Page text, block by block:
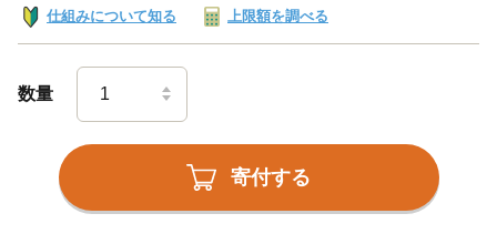
仕組みについて知る 上限額を調べる
数量
寄付する